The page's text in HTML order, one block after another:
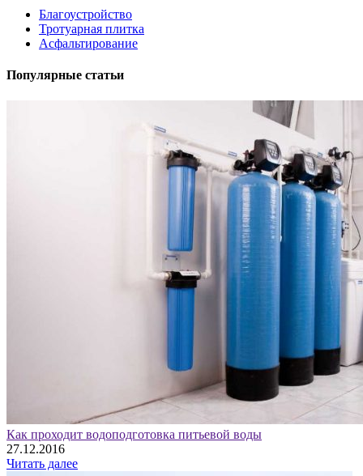
Благоустройство
Тротуарная плитка
Асфальтирование
Популярные статьи
Как проходит водоподготовка питьевой воды
27.12.2016
Читать далее